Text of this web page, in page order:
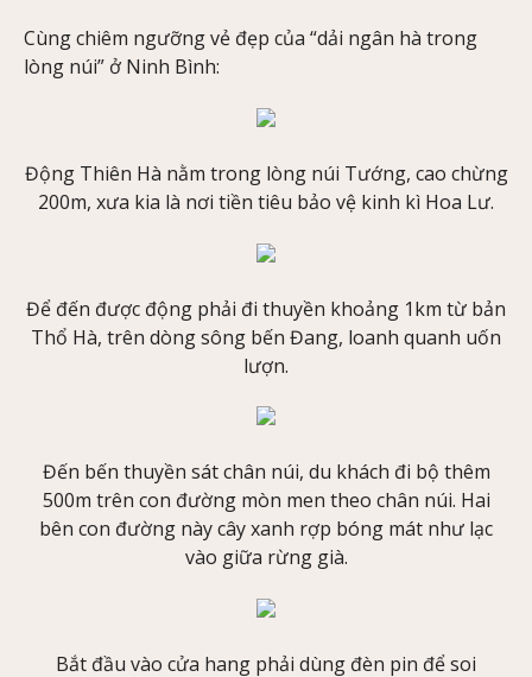
Cùng chiêm ngưỡng vẻ đẹp của “dải ngân hà trong
lòng núi” ở Ninh Bình:
Động Thiên Hà nằm trong lòng núi Tướng, cao chừng
200m, xưa kia là nơi tiền tiêu bảo vệ kinh kì Hoa Lư.
Để đến được động phải đi thuyền khoảng 1km từ bản
Thổ Hà, trên dòng sông bến Đang, loanh quanh uốn
lượn.
Đến bến thuyền sát chân núi, du khách đi bộ thêm
500m trên con đường mòn men theo chân núi. Hai
bên con đường này cây xanh rợp bóng mát như lạc
vào giữa rừng già.
Bắt đầu vào cửa hang phải dùng đèn pin để soi